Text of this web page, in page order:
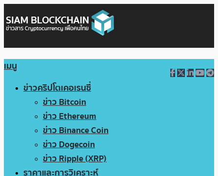
เมนู
ข่าวคริปโตเคอเรนซี่
ข่าว Bitcoin
ข่าว Ethereum
ข่าว Binance Coin
ข่าว Dogecoin
ข่าว Ripple (XRP)
ราคาและการวิเคราะห์